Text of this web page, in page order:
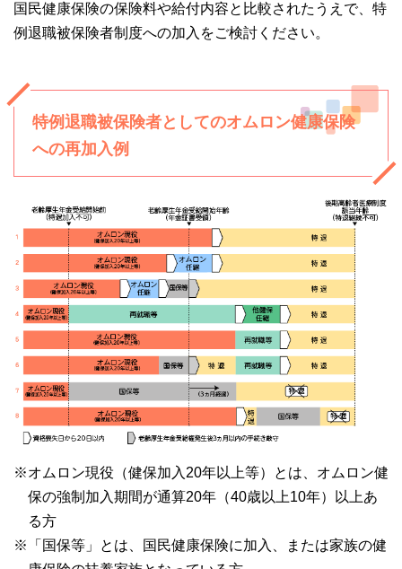
国民健康保険の保険料や給付内容と比較されたうえで、特
例退職被保険者制度への加入をご検討ください。
特例退職被保険者としてのオムロン健康保険
への再加入例
※オムロン現役（健保加入20年以上等）とは、オムロン健
保の強制加入期間が通算20年（40歳以上10年）以上あ
る方
※「国保等」とは、国民健康保険に加入、または家族の健